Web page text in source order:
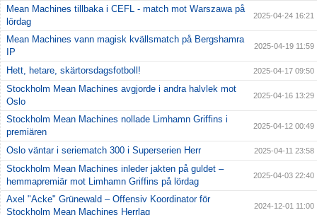
Mean Machines tillbaka i CEFL - match mot Warszawa på
lördag
2025-04-24 16:21
Mean Machines vann magisk kvällsmatch på Bergshamra
IP
2025-04-19 11:59
Hett, hetare, skärtorsdagsfotboll! 2025-04-17 09:50
Stockholm Mean Machines avgjorde i andra halvlek mot
Oslo
2025-04-16 13:29
Stockholm Mean Machines nollade Limhamn Griffins i
premiären
2025-04-12 00:49
Oslo väntar i seriematch 300 i Superserien Herr 2025-04-11 23:58
Stockholm Mean Machines inleder jakten på guldet –
hemmapremiär mot Limhamn Griffins på lördag
2025-04-03 22:40
Axel "Acke" Grünewald – Offensiv Koordinator för
Stockholm Mean Machines Herrlag
2024-12-01 11:00